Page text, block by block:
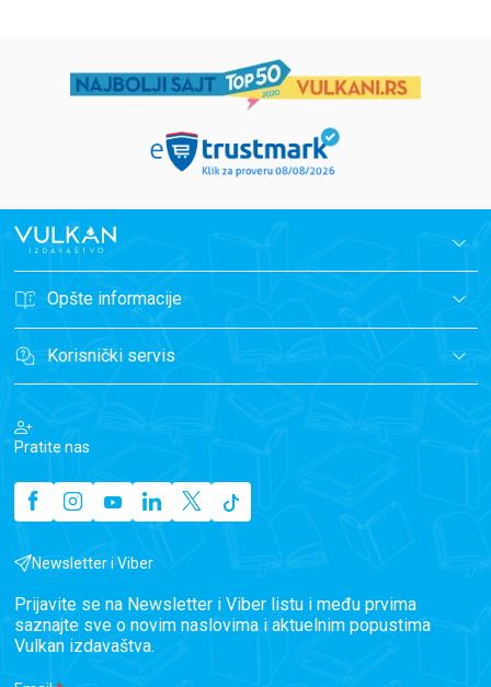
Opšte informacije
Korisnički servis
Pratite nas
Newsletter i Viber
Prijavite se na Newsletter i Viber listu i među prvima
saznajte sve o novim naslovima i aktuelnim popustima
Vulkan izdavaštva.